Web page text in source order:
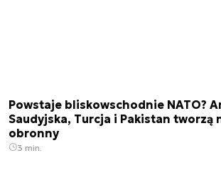
Powstaje bliskowschodnie NATO?
Saudyjska, Turcja i Pakistan tworzą
obronny
3 min.